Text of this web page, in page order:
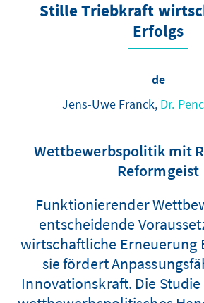
Stille Triebkraft
Erfolgs
de
Jens-Uwe Franck, Dr.
Wettbewerbspolitik mit
Reformgeist
Funktionierender
entscheidende
wirtschaftliche Erneuerung
sie fördert
Innovationskraft. Die